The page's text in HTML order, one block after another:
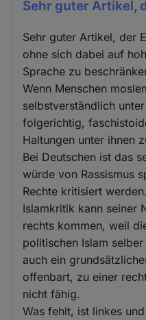
Sehr guter Artikel,
Sehr guter Artikel, der
ohne sich dabei auf
Sprache zu
Wenn Menschen
selbstverständlich
folgerichtig,
Haltungen unter ihnen
Bei Deutschen ist das
würde von Rassismus
Rechte kritisiert werden.
Islamkritik kann seiner
rechts kommen, weil
politischen Islam
auch ein
offenbart, zu einer
nicht fähig.
Was fehlt, ist linkes